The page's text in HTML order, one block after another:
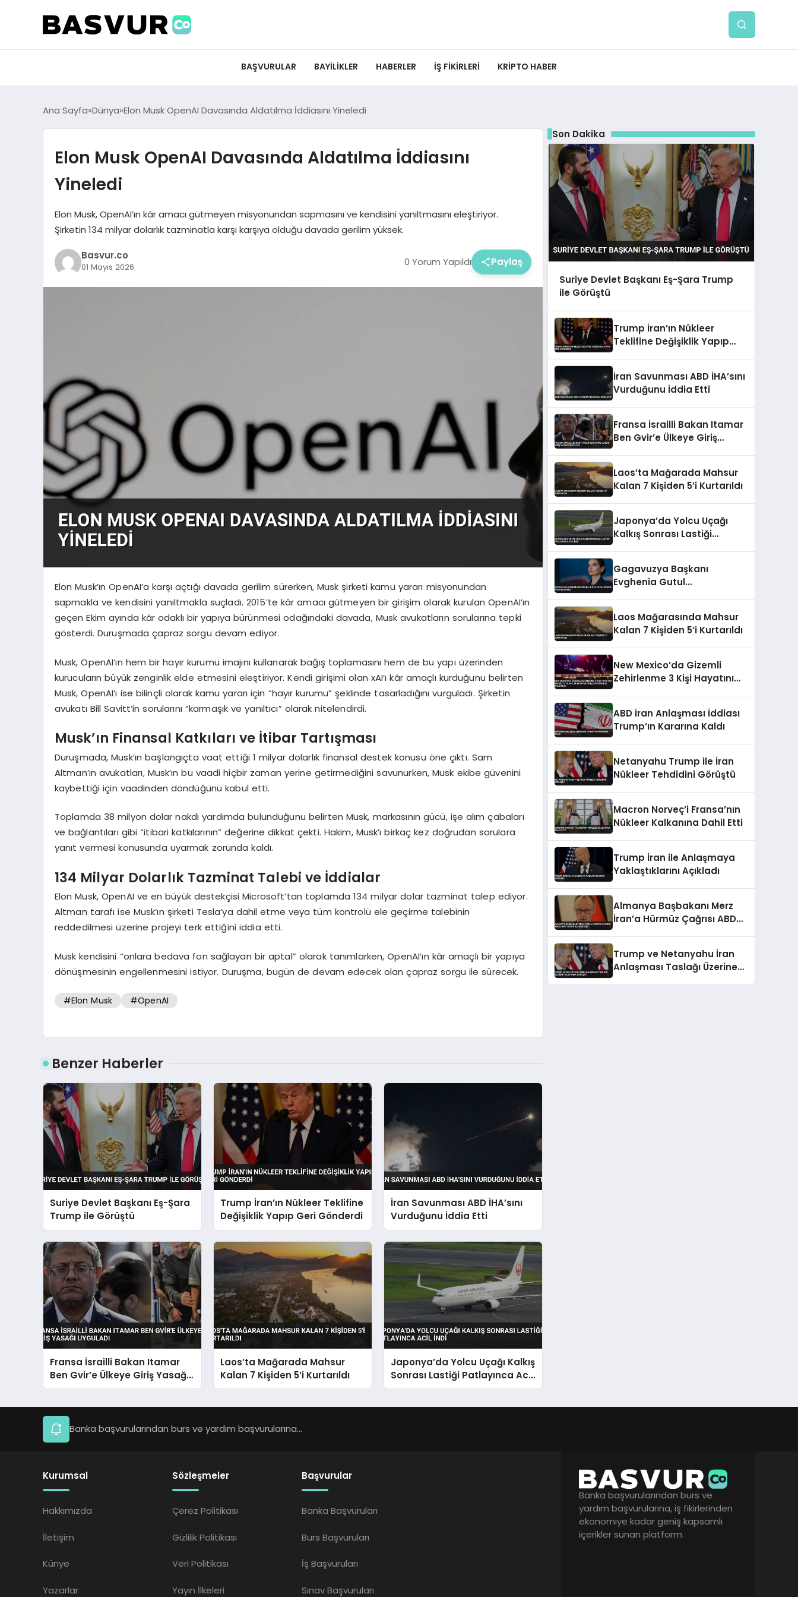
BAŞVURULAR BAYILIKLER HABERLER İŞ FIKIRLERI KRIPTO HABER
Ana Sayfa Dünya Elon Musk OpenAI Davasında Aldatılma İddiasını Yineledi
Elon Musk OpenAI Davasında Aldatılma İddiasını
Yineledi
Elon Musk, OpenAI’ın kâr amacı gütmeyen misyonundan sapmasını ve kendisini yanıltmasını eleştiriyor.
Şirketin 134 milyar dolarlık tazminatla karşı karşıya olduğu davada gerilim yüksek.
Basvur.co
01 Mayıs 2026 0 Yorum Yapıldı Paylaş
Elon Musk’ın OpenAI’a karşı açtığı davada gerilim sürerken, Musk şirketi kamu yararı misyonundan
sapmakla ve kendisini yanıltmakla suçladı. 2015’te kâr amacı gütmeyen bir girişim olarak kurulan OpenAI’ın
geçen Ekim ayında kâr odaklı bir yapıya bürünmesi odağındaki davada, Musk avukatların sorularına tepki
gösterdi. Duruşmada çapraz sorgu devam ediyor.
Musk, OpenAI’ın hem bir hayır kurumu imajını kullanarak bağış toplamasını hem de bu yapı üzerinden
kurucuların büyük zenginlik elde etmesini eleştiriyor. Kendi girişimi olan xAI’ı kâr amaçlı kurduğunu belirten
Musk, OpenAI’ı ise bilinçli olarak kamu yararı için “hayır kurumu” şeklinde tasarladığını vurguladı. Şirketin
avukatı Bill Savitt’in sorularını “karmaşık ve yanıltıcı” olarak nitelendirdi.
Musk’ın Finansal Katkıları ve İtibar Tartışması
Duruşmada, Musk’ın başlangıçta vaat ettiği 1 milyar dolarlık finansal destek konusu öne çıktı. Sam
Altman’ın avukatları, Musk’ın bu vaadi hiçbir zaman yerine getirmediğini savunurken, Musk ekibe güvenini
kaybettiği için vaadinden döndüğünü kabul etti.
Toplamda 38 milyon dolar nakdi yardımda bulunduğunu belirten Musk, markasının gücü, işe alım çabaları
ve bağlantıları gibi “itibari katkılarının” değerine dikkat çekti. Hakim, Musk’ı birkaç kez doğrudan sorulara
yanıt vermesi konusunda uyarmak zorunda kaldı.
134 Milyar Dolarlık Tazminat Talebi ve İddialar
Elon Musk, OpenAI ve en büyük destekçisi Microsoft’tan toplamda 134 milyar dolar tazminat talep ediyor.
Altman tarafı ise Musk’ın şirketi Tesla’ya dahil etme veya tüm kontrolü ele geçirme talebinin
reddedilmesi üzerine projeyi terk ettiğini iddia etti.
Musk kendisini “onlara bedava fon sağlayan bir aptal” olarak tanımlarken, OpenAI’ın kâr amaçlı bir yapıya
dönüşmesinin engellenmesini istiyor. Duruşma, bugün de devam edecek olan çapraz sorgu ile sürecek.
#Elon Musk #OpenAI
Benzer Haberler
Suriye Devlet Başkanı Eş-Şara
Trump ile Görüştü
Trump İran’ın Nükleer Teklifine
Değişiklik Yapıp Geri Gönderdi
İran Savunması ABD İHA’sını
Vurduğunu İddia Etti
Fransa İsrailli Bakan Itamar
Ben Gvir’e Ülkeye Giriş Yasağı
Uyguladı
Laos’ta Mağarada Mahsur
Kalan 7 Kişiden 5’i Kurtarıldı
Japonya’da Yolcu Uçağı Kalkış
Sonrası Lastiği Patlayınca Acil
İndi
Son Dakika
Suriye Devlet Başkanı Eş-Şara Trump
ile Görüştü
Trump İran’ın Nükleer
Teklifine Değişiklik Yapıp
İran Savunması ABD İHA’sını
Vurduğunu İddia Etti
Fransa İsrailli Bakan Itamar
Ben Gvir’e Ülkeye Giriş
Laos’ta Mağarada Mahsur
Kalan 7 Kişiden 5’i Kurtarıldı
Japonya’da Yolcu Uçağı
Kalkış Sonrası Lastiği
Gagavuzya Başkanı
Evghenia Gutul
Laos Mağarasında Mahsur
Kalan 7 Kişiden 5’i Kurtarıldı
New Mexico’da Gizemli
Zehirlenme 3 Kişi Hayatını
Kaldırıldı
ABD İran Anlaşması İddiası
Trump’ın Kararına Kaldı
Netanyahu Trump ile İran
Nükleer Tehdidini Görüştü
Macron Norveç’i Fransa’nın
Nükleer Kalkanına Dahil Etti
Trump İran ile Anlaşmaya
Yaklaştıklarını Açıkladı
Almanya Başbakanı Merz
İran’a Hürmüz Çağrısı ABD
Trump ve Netanyahu İran
Anlaşması Taslağı Üzerine
Banka başvurularından burs ve yardım başvurularına...
Kurumsal
Hakkımızda
İletişim
Künye
Yazarlar
Sözleşmeler
Çerez Politikası
Gizlilik Politikası
Veri Politikası
Yayın İlkeleri
Başvurular
Banka Başvuruları
Burs Başvuruları
İş Başvuruları
Sınav Başvuruları
Banka başvurularından burs ve
yardım başvurularına, iş fikirlerinden
ekonomiye kadar geniş kapsamlı
içerikler sunan platform.